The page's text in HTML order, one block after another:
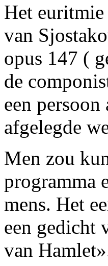
Het
van
opus 147 (
de
een
afgelegde
Men zou
programma
mens. Het
een gedicht
van